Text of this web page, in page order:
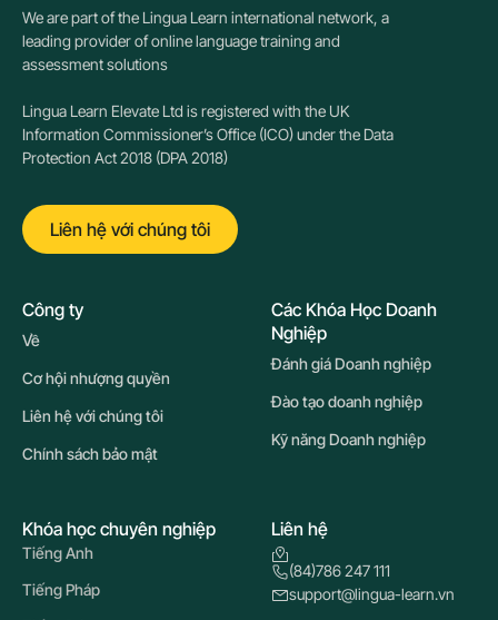
We are part of the Lingua Learn international network, a
leading provider of online language training and
assessment solutions
Lingua Learn Elevate Ltd is registered with the UK
Information Commissioner’s Office (ICO) under the Data
Protection Act 2018 (DPA 2018)
Liên hệ với chúng tôi
Công ty
Về
Cơ hội nhượng quyền
Liên hệ với chúng tôi
Chính sách bảo mật
Các Khóa Học Doanh
Nghiệp
Đánh giá Doanh nghiệp
Đào tạo doanh nghiệp
Kỹ năng Doanh nghiệp
Khóa học chuyên nghiệp
Tiếng Anh
Tiếng Pháp
Liên hệ
(84)786 247 111
support@lingua-learn.vn